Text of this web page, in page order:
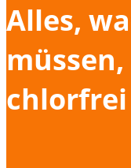
Alles,